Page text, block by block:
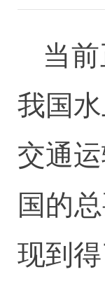
当
我国
交通
国的
现到